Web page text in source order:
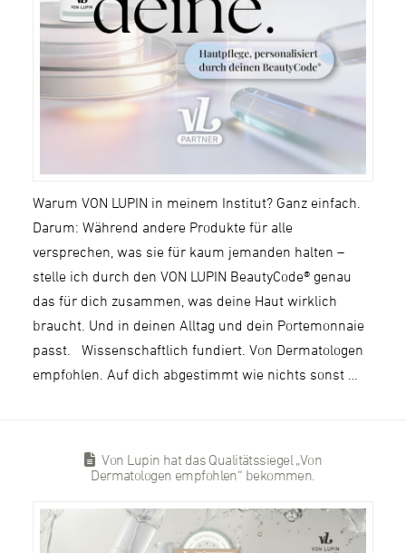
Warum VON LUPIN in meinem Institut? Ganz einfach.
Darum: Während andere Produkte für alle
versprechen, was sie für kaum jemanden halten –
stelle ich durch den VON LUPIN BeautyCode® genau
das für dich zusammen, was deine Haut wirklich
braucht. Und in deinen Alltag und dein Portemonnaie
passt. Wissenschaftlich fundiert. Von Dermatologen
empfohlen. Auf dich abgestimmt wie nichts sonst …
Von Lupin hat das Qualitätssiegel „Von
Dermatologen empfohlen“ bekommen.